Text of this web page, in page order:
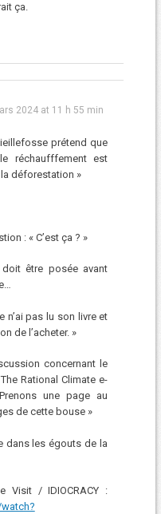
ça.
2024 at 11 h 55 min
prétend que
réchaufffement est
déforestation »
: « C’est ça ? »
être posée avant
n’ai pas lu son livre et
de l’acheter. »
concernant le
Rational Climate e-
une page au
de cette bouse »
dans les égouts de la
Visit / IDIOCRACY :